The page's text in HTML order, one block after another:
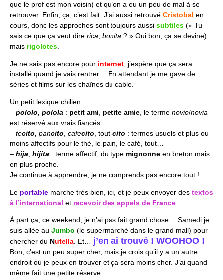
que le prof est mon voisin) et qu’on a eu un peu de mal à se
retrouver. Enfin, ça, c’est fait. J’ai aussi retrouvé Cristobal en
cours, donc les approches sont toujours aussi subtiles (« Tu
sais ce que ça veut dire rica bonita ? » Oui bon, ça se devine)
mais rigolotes
Je ne sais pas encore pour internet , j’espère que ça sera
installé quand je vais rentrer… En attendant je me gave de
séries et films sur les chaînes du cable
Un petit lexique chilien :
– pololo, polola : petit ami petite amie , le terme novio/novia
est réservé aux vrais fiancés
– tecito, pancito cafecito , tout-cito : termes usuels et plus ou
moins affectifs pour le thé, le pain, le café, tout…
– hija hijita : terme affectif, du type mignonne en breton mais
en plus proche.
Je continue à apprendre, je ne comprends pas encore tout !
Le portable marche très bien, ici, et je peux envoyer des textos
à l’international et recevoir des appels de France
À part ça, ce weekend , je n’ai pas fait grand chose… Samedi je
suis allée au Jumbo (le supermarché dans le grand mall) pour
chercher du Nutella . Et… j’en ai trouvé ! WOOHOO !
Bon, c’est un peu super cher, mais je crois qu’il y a un autre
endroit où je peux en trouver et ça sera moins cher. J’ai quand
même fait une petite réserve :